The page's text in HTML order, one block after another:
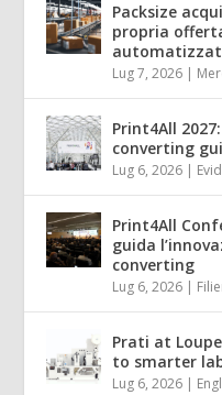
Packsize
propria
Lug 7, 2026 |
Print4All
converting
Lug 6, 2026 |
Print4All
guida
converting
Lug 6, 2026 |
Prati at
to smarter
Lug 6, 2026 |